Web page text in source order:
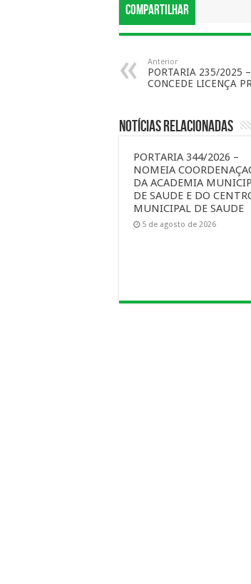
Compartilhar
Anterior
PORTARIA 235/2025 –
CONCEDE LICENÇA
Notícias Relacionadas
PORTARIA 344/2026 –
NOMEIA
DA ACADEMIA
DE SAUDE E DO
MUNICIPAL DE SAUDE
5 de agosto de 2026